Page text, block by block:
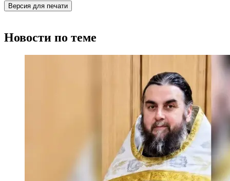
Версия для печати
Новости по теме